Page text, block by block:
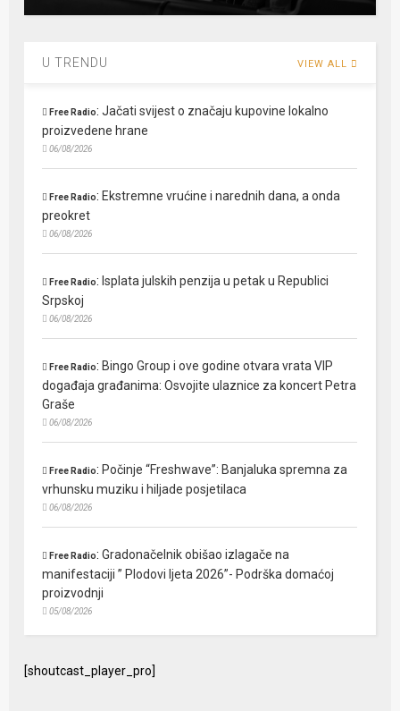
U TRENDU VIEW ALL
Free Radio:Jačati svijest o značaju kupovine lokalno
proizvedene hrane
06/08/2026
Free Radio: Ekstremne vrućine i narednih dana, a onda
preokret
06/08/2026
Free Radio: Isplata julskih penzija u petak u Republici
Srpskoj
06/08/2026
Free Radio: Bingo Group i ove godine otvara vrata VIP
događaja građanima: Osvojite ulaznice za koncert Petra
Graše
06/08/2026
Free Radio: Počinje “Freshwave”: Banjaluka spremna za
vrhunsku muziku i hiljade posjetilaca
06/08/2026
Free Radio:Gradonačelnik obišao izlagače na
manifestaciji ” Plodovi ljeta 2026”- Podrška domaćoj
proizvodnji
05/08/2026
[shoutcast_player_pro]